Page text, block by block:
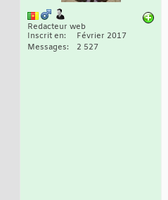
Redacteur web
Inscrit en
Février 2017
Messages
2 527